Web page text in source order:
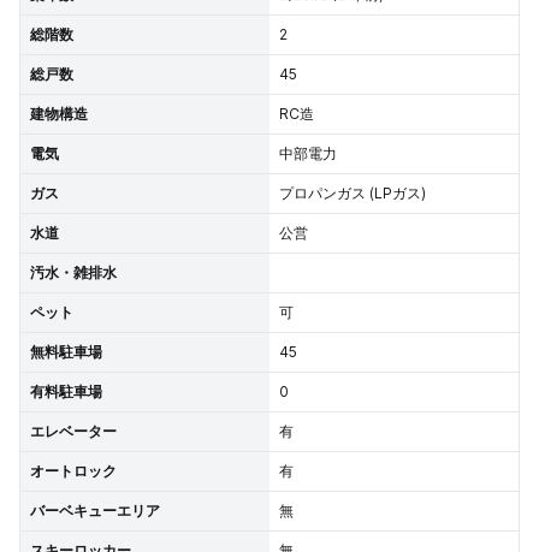
総階数 2
総戸数 45
建物構造 RC造
電気 中部電力
ガス プロパンガス (LPガス)
水道 公営
汚水・雑排水
ペット 可
無料駐車場 45
有料駐車場 0
エレベーター 有
オートロック 有
バーベキューエリア 無